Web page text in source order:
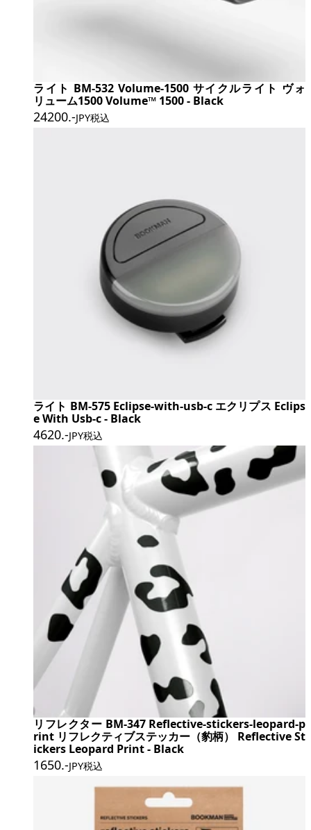
ライト BM-532 Volume-1500 サイクルライト ヴォ
リューム1500 Volume™ 1500 - Black
24200.-JPY税込
ライト BM-575 Eclipse-with-usb-c エクリプス Eclips
e With Usb-c - Black
4620.-JPY税込
リフレクター BM-347 Reflective-stickers-leopard-p
rint リフレクティブステッカー（豹柄） Reflective St
ickers Leopard Print - Black
1650.-JPY税込